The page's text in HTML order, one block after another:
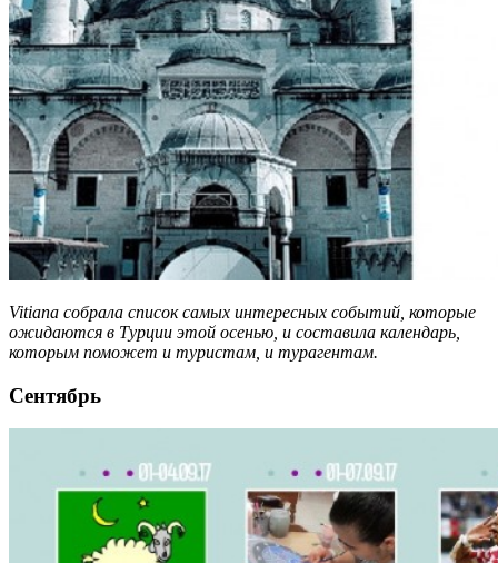
Vitiana собрала список самых интересных событий, которые
ожидаются в Турции этой осенью, и составила календарь,
которым поможет и туристам, и турагентам.
Сентябрь